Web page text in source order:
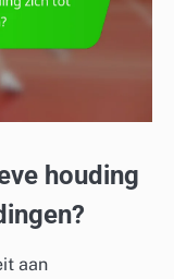
houding
aan